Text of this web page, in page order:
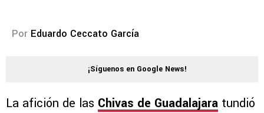
Por Eduardo Ceccato García
¡Síguenos en Google News!
La afición de las Chivas de Guadalajara tundió